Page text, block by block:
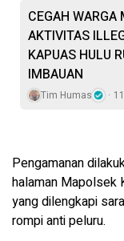
CEGAH WARGA
AKTIVITAS
KAPUAS HULU
IMBAUAN
Tim Humas
Pengamanan
halaman Mapolsek
yang dilengkapi
rompi anti peluru.